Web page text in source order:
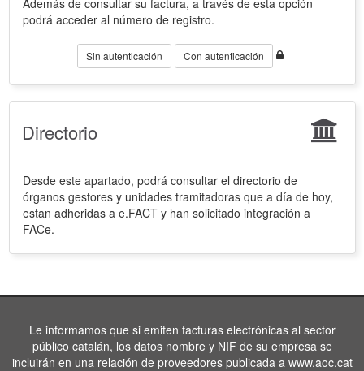
Además de consultar su factura, a través de esta opción
podrá acceder al número de registro.
Sin autenticación Con autenticación
Directorio
Desde este apartado, podrá consultar el directorio de
órganos gestores y unidades tramitadoras que a día de hoy,
estan adheridas a e.FACT y han solicitado integración a
FACe.
Le informamos que si emiten facturas electrónicas al sector
público catalán, los datos nombre y NIF de su empresa se
incluirán en una relación de proveedores publicada a www.aoc.cat